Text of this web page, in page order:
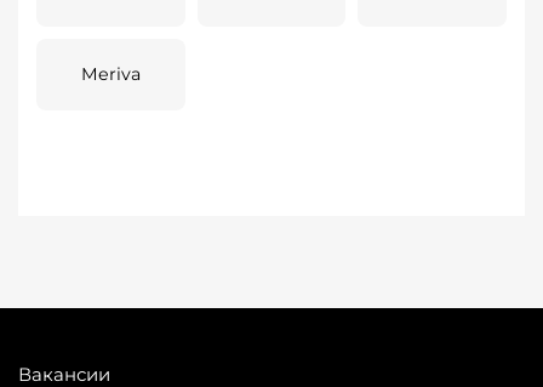
Meriva
Вакансии